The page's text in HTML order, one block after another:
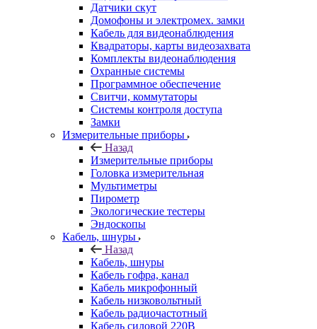
Датчики скут
Домофоны и электромех. замки
Кабель для видеонаблюдения
Квадраторы, карты видеозахвата
Комплекты видеонаблюдения
Охранные системы
Программное обеспечение
Свитчи, коммутаторы
Системы контроля доступа
Замки
Измерительные приборы
Назад
Измерительные приборы
Головка измерительная
Мультиметры
Пирометр
Экологические тестеры
Эндоскопы
Кабель, шнуры
Назад
Кабель, шнуры
Кабель гофра, канал
Кабель микрофонный
Кабель низковольтный
Кабель радиочастотный
Кабель силовой 220В